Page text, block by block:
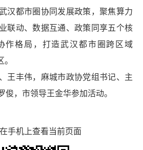
汉都市圈协同发展政策，聚焦算力
联动、数据互通、政策同享五个核
作格局，打造武汉都市圈跨区域
王丰伟，麻城市政协党组书记、主
， 市领导王金华参加活动。
手机上查看当前页面